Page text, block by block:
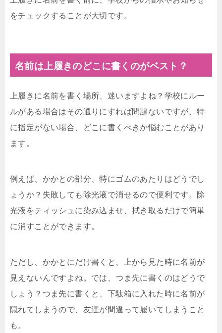
をチェックすることが大切です。
名前は上履きのどこに書くのがベスト？
上履きに名前を書く場所、迷いますよね？学校にルー
ルがある場合はその通りにすれば問題ないですが、特
に指定がない場合、どこに書くべきか悩むことがあり
ます。
例えば、かかとの部分、特にゴムのあたりはどうでし
ょうか？失敗しても除光液で消せるので便利です。除
光液をティッシュに染み込ませ、拭き取るだけで簡単
に消すことができます。
ただし、かかとにだけ書くと、上から見た時に名前が
見えないんですよね。では、つま先に書くのはどうで
しょう？つま先に書くと、下駄箱に入れた時に名前が
隠れてしまうので、友達が間違って履いてしまうこと
も。